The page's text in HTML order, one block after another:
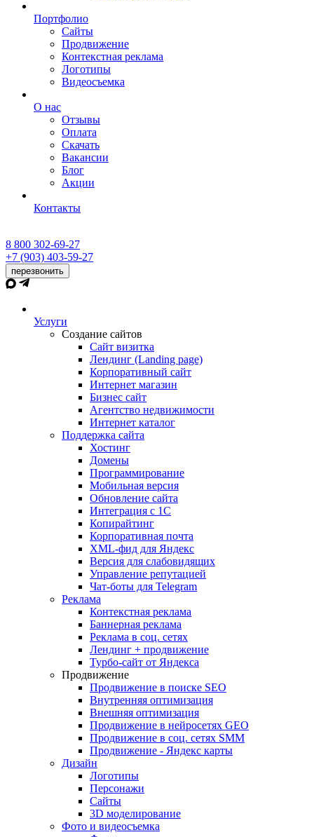
Портфолио
Сайты
Продвижение
Контекстная реклама
Логотипы
Видеосъемка
О нас
Отзывы
Оплата
Скачать
Вакансии
Блог
Акции
Контакты
8 800 302-69-27
+7 (903) 403-59-27
перезвонить
Услуги
Создание сайтов
Сайт визитка
Лендинг (Landing page)
Корпоративный сайт
Интернет магазин
Бизнес сайт
Агентство недвижимости
Интернет каталог
Поддержка сайта
Хостинг
Домены
Программирование
Мобильная версия
Обновление сайта
Интеграция с 1С
Копирайтинг
Корпоративная почта
XML-фид для Яндекс
Версия для слабовидящих
Управление репутацией
Чат-боты для Telegram
Реклама
Контекстная реклама
Баннерная реклама
Реклама в соц. сетях
Лендинг + продвижение
Турбо-сайт от Яндекса
Продвижение
Продвижение в поиске SEO
Внутренняя оптимизация
Внешняя оптимизация
Продвижение в нейросетях GEO
Продвижение в соц. сетях SMM
Продвижение - Яндекс карты
Дизайн
Логотипы
Персонажи
Сайты
3D моделирование
Фото и видеосъемка